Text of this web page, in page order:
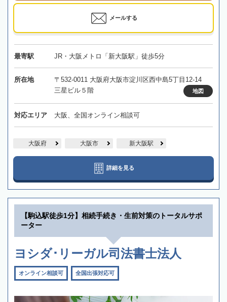
メールする
最寄駅 JR・大阪メトロ「新大阪駅」徒歩5分
所在地
〒532-0011 大阪府大阪市淀川区西中島5丁目12-14
三星ビル５階
地図
対応エリア 大阪、全国オンライン相談可
大阪府 大阪市 新大阪駅
詳細を見る
【駒込駅徒歩1分】相続手続き・生前対策のトータルサポ
ーター
ヨシダ･リーガル司法書士法人
オンライン相談可 全国出張対応可